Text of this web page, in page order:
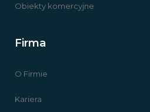
Obiekty komercyjne
Firma
O Firmie
Kariera